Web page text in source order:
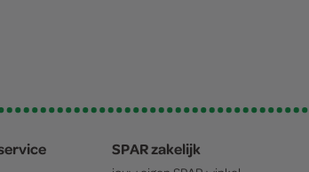
SPAR zakelijk